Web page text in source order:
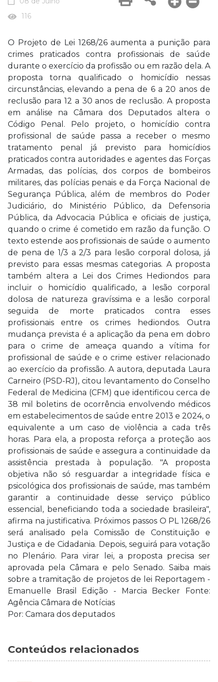
116
O Projeto de Lei 1268/26 aumenta a punição para
crimes praticados contra profissionais de saúde
durante o exercício da profissão ou em razão dela. A
proposta torna qualificado o homicídio nessas
circunstâncias, elevando a pena de 6 a 20 anos de
reclusão para 12 a 30 anos de reclusão. A proposta
em análise na Câmara dos Deputados altera o
Código Penal. Pelo projeto, o homicídio contra
profissional de saúde passa a receber o mesmo
tratamento penal já previsto para homicídios
praticados contra autoridades e agentes das Forças
Armadas, das polícias, dos corpos de bombeiros
militares, das polícias penais e da Força Nacional de
Segurança Pública, além de membros do Poder
Judiciário, do Ministério Público, da Defensoria
Pública, da Advocacia Pública e oficiais de justiça,
quando o crime é cometido em razão da função. O
texto estende aos profissionais de saúde o aumento
de pena de 1/3 a 2/3 para lesão corporal dolosa, já
previsto para essas mesmas categorias. A proposta
também altera a Lei dos Crimes Hediondos para
incluir o homicídio qualificado, a lesão corporal
dolosa de natureza gravíssima e a lesão corporal
seguida de morte praticados contra esses
profissionais entre os crimes hediondos. Outra
mudança prevista é a aplicação da pena em dobro
para o crime de ameaça quando a vítima for
profissional de saúde e o crime estiver relacionado
ao exercício da profissão. A autora, deputada Laura
Carneiro (PSD-RJ), citou levantamento do Conselho
Federal de Medicina (CFM) que identificou cerca de
38 mil boletins de ocorrência envolvendo médicos
em estabelecimentos de saúde entre 2013 e 2024, o
equivalente a um caso de violência a cada três
horas. Para ela, a proposta reforça a proteção aos
profissionais de saúde e assegura a continuidade da
assistência prestada à população. "A proposta
objetiva não só resguardar a integridade física e
psicológica dos profissionais de saúde, mas também
garantir a continuidade desse serviço público
essencial, beneficiando toda a sociedade brasileira",
afirma na justificativa. Próximos passos O PL 1268/26
será analisado pela Comissão de Constituição e
Justiça e de Cidadania. Depois, seguirá para votação
no Plenário. Para virar lei, a proposta precisa ser
aprovada pela Câmara e pelo Senado. Saiba mais
sobre a tramitação de projetos de lei Reportagem -
Emanuelle Brasil Edição - Marcia Becker Fonte:
Agência Câmara de Notícias
Por: Camara dos deputados
Conteúdos relacionados